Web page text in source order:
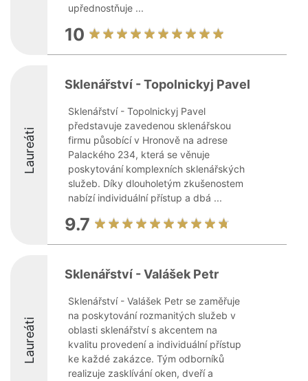
upřednostňuje ...
10
Laureáti
Sklenářství - Topolnickyj Pavel
Sklenářství - Topolnickyj Pavel
představuje zavedenou sklenářskou
firmu působící v Hronově na adrese
Palackého 234, která se věnuje
poskytování komplexních sklenářských
služeb. Díky dlouholetým zkušenostem
nabízí individuální přístup a dbá ...
9.7
Laureáti
Sklenářství - Valášek Petr
Sklenářství - Valášek Petr se zaměřuje
na poskytování rozmanitých služeb v
oblasti sklenářství s akcentem na
kvalitu provedení a individuální přístup
ke každé zakázce. Tým odborníků
realizuje zasklívání oken, dveří a